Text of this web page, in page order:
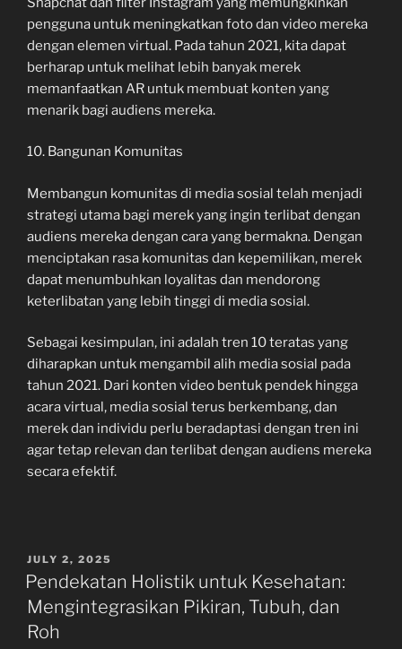
pengguna untuk meningkatkan foto dan video mereka
dengan elemen virtual. Pada tahun 2021, kita dapat
berharap untuk melihat lebih banyak merek
memanfaatkan AR untuk membuat konten yang
menarik bagi audiens mereka.
10. Bangunan Komunitas
Membangun komunitas di media sosial telah menjadi
strategi utama bagi merek yang ingin terlibat dengan
audiens mereka dengan cara yang bermakna. Dengan
menciptakan rasa komunitas dan kepemilikan, merek
dapat menumbuhkan loyalitas dan mendorong
keterlibatan yang lebih tinggi di media sosial.
Sebagai kesimpulan, ini adalah tren 10 teratas yang
diharapkan untuk mengambil alih media sosial pada
tahun 2021. Dari konten video bentuk pendek hingga
acara virtual, media sosial terus berkembang, dan
merek dan individu perlu beradaptasi dengan tren ini
agar tetap relevan dan terlibat dengan audiens mereka
secara efektif.
POSTED
ON
JULY 2, 2025
Pendekatan Holistik untuk Kesehatan:
Mengintegrasikan Pikiran, Tubuh, dan
Roh